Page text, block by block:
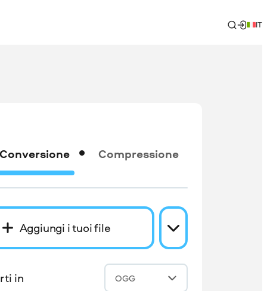
IT
Conversione Compressione
Aggiungi i tuoi file
in OGG